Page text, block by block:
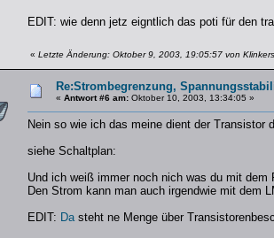
EDIT: wie denn jetz eigntlich das poti für den
« Letzte Änderung: Oktober 9, 2003, 19:05:57 von
Re:Strombegrenzung,
« Antwort #6 am: Oktober 10, 2003, 13:34:05 »
Nein so wie ich das meine dient der Transistor
siehe Schaltplan:
Und ich weiß immer noch nich was du mit
Den Strom kann man auch irgendwie mit dem
EDIT: Dasteht ne Menge über